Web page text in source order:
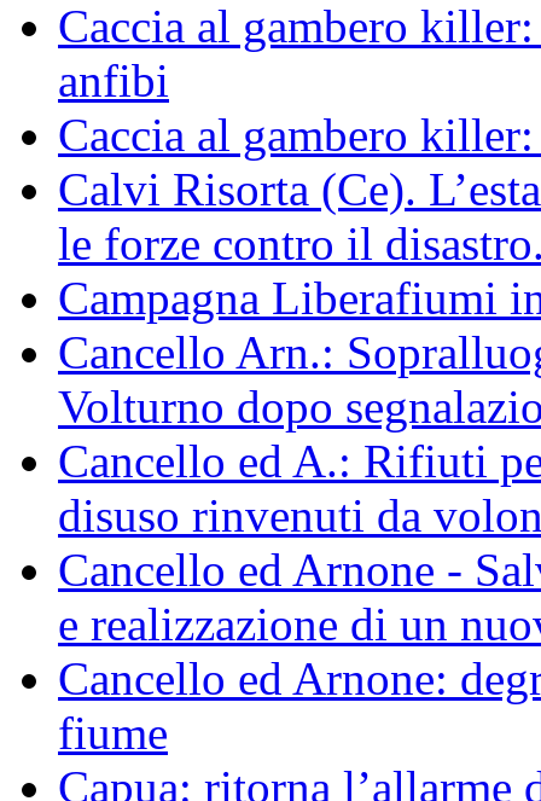
Caccia al gambero
anfibi
Caccia al gambero
Calvi Risorta (Ce).
le forze contro il
Campagna Liberafiumi
Cancello Arn.:
Volturno dopo
Cancello ed A.: Rifiuti
disuso rinvenuti da
Cancello ed Arnone -
e realizzazione di un
Cancello ed Arnone:
fiume
Capua: ritorna l’allarme